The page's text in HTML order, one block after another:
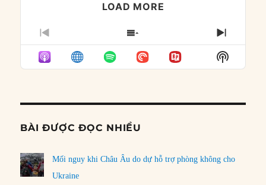
LOAD MORE
PREVIOUS
EPISODE
SHOW
EPISODES
LIST
NEXT
Show
Podcast
BÀI ĐƯỢC ĐỌC NHIỀU
Mối nguy khi Châu Âu do dự hỗ trợ phòng không cho
Ukraine